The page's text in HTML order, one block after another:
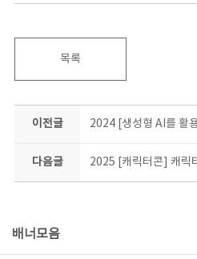
목록
이전글
다음글 2025 [캐릭터콘] 캐릭
배너모음